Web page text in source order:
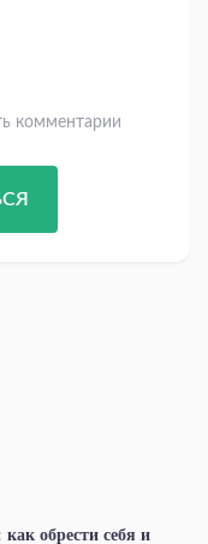
комментарии
обрести себя и